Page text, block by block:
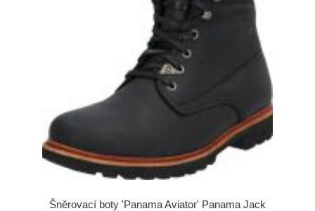
Šněrovací boty 'Panama Aviator' Panama Jack